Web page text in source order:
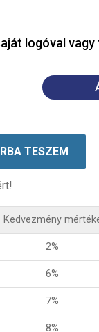
logóval
TESZEM
Kedvezmény
2%
6%
7%
8%